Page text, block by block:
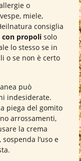
o
miele,
consiglia
con propoli solo
lo stesso se in
o se non è certo
può
indesiderate.
piega del gomito
arrossamenti,
la crema
l’uso e